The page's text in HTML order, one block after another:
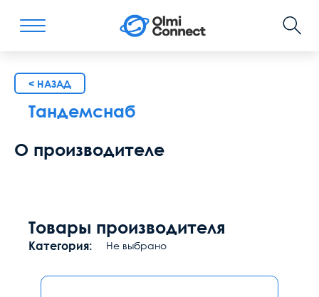
< НАЗАД
Тандемснаб
О производителе
Товары производителя
Категория: Не выбрано